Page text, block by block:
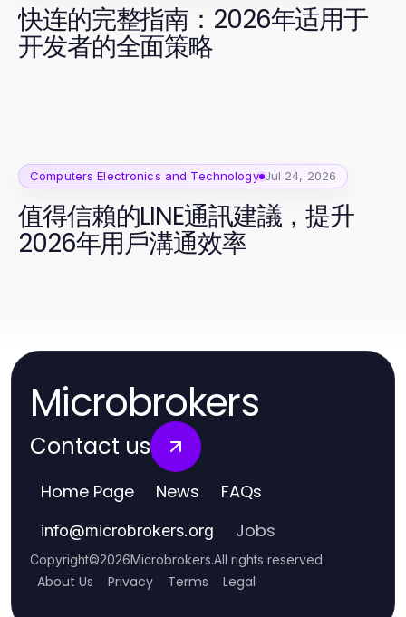
快连的完整指南：2026年适用于
开发者的全面策略
Computers Electronics and Technology Jul 24, 2026
值得信賴的LINE通訊建議，提升
2026年用戶溝通效率
Microbrokers
Contact us
Home Page News FAQs
info@microbrokers.org Jobs
Copyright©2026Microbrokers.All rights reserved
About Us Privacy Terms Legal